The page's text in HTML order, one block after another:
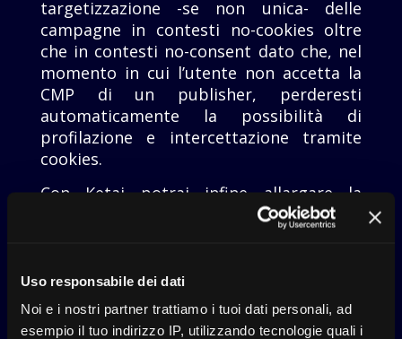
Uso responsabile dei dati
Noi e i nostri partner trattiamo i tuoi dati personali, ad
esempio il tuo indirizzo IP, utilizzando tecnologie quali i
targetizzazione -se non unica- delle
campagne in contesti no-cookies oltre
che in contesti no-consent dato che, nel
momento in cui l’utente non accetta la
CMP di un publisher, perderesti
automaticamente la possibilità di
profilazione e intercettazione tramite
cookies.
Con Ketai potrai infine allargare la
normale audience colpita, andando ad
erogare formati adv, anche su siti che
inclusi, perché fuori dall’ambito della tua
campagna, ma che invece ospitano
contenuti rilevanti rispetto al target di